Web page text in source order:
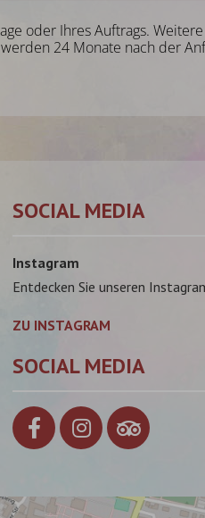
oder Ihres Auftrags.
24 Monate nach der
SOCIAL MEDIA
Instagram
Entdecken Sie unseren
ZU INSTAGRAM
SOCIAL MEDIA